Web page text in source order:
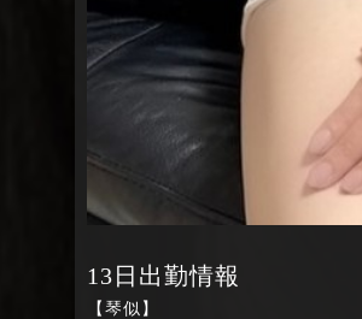
13日出勤情報
【琴似】